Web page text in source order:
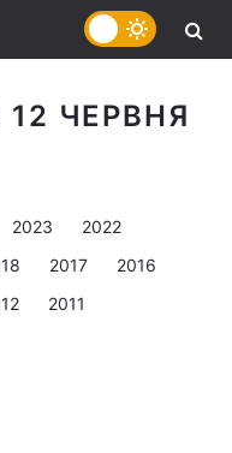
ЧЕРВНЯ
2023
2022
2017
2016
2011